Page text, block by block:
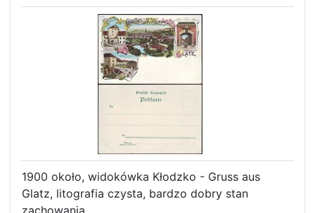
1900 około, widokówka Kłodzko - Gruss aus
Glatz, litografia czysta, bardzo dobry stan